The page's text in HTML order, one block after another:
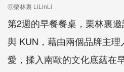
ⓒ栗林裏 LiLinLi
第2週的早餐餐桌，栗林裏
與 KUN，藉由兩個品牌主
愛，揉入南歐的文化底蘊在